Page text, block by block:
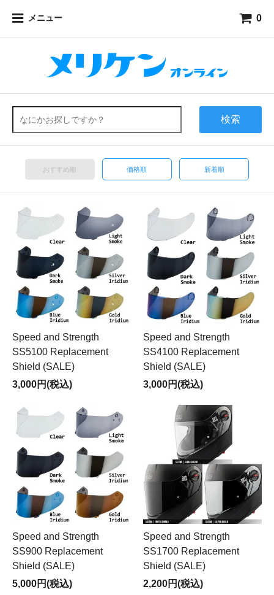
メニュー 0
検索
おすすめ順 価格順 新着順
Speed and Strength
SS5100 Replacement
Shield (SALE)
3,000円(税込)
Speed and Strength
SS4100 Replacement
Shield (SALE)
3,000円(税込)
Speed and Strength
SS900 Replacement
Shield (SALE)
5,000円(税込)
Speed and Strength
SS1700 Replacement
Shield (SALE)
2,200円(税込)